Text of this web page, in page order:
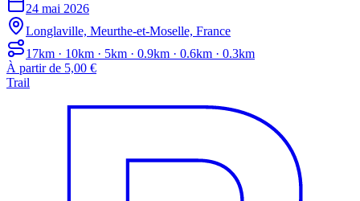
24 mai 2026
Longlaville, Meurthe-et-Moselle, France
17km · 10km · 5km · 0.9km · 0.6km · 0.3km
À partir de 5,00 €
Trail